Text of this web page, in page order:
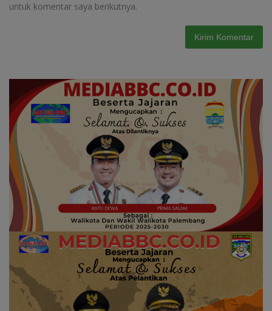
untuk komentar saya berikutnya.